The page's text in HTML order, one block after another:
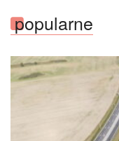
popularne